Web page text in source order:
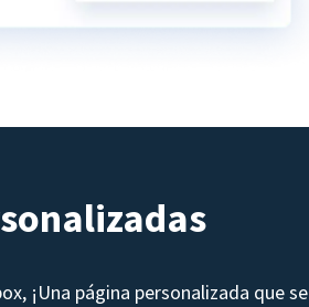
¡Una página personalizada que se